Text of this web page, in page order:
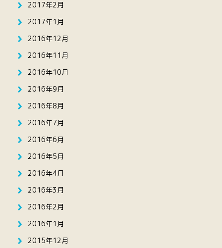
2017年2月
2017年1月
2016年12月
2016年11月
2016年10月
2016年9月
2016年8月
2016年7月
2016年6月
2016年5月
2016年4月
2016年3月
2016年2月
2016年1月
2015年12月